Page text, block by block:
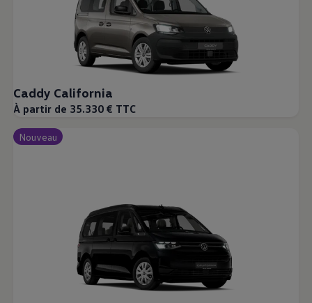
Caddy California
À partir de 35.330 € TTC
Nouveau